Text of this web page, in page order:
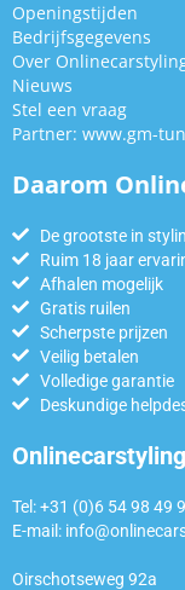
Openingstijden
Bedrijfsgegevens
Over
Nieuws
Stel een vraag
Partner: www.gm-
Daarom
De grootste in
Ruim 18 jaar
Afhalen mogelijk
Gratis ruilen
Scherpste prijzen
Veilig betalen
Volledige garantie
Deskundige
Tel: +31 (0)6 54 98 49
E-mail:
Oirschotseweg 92a